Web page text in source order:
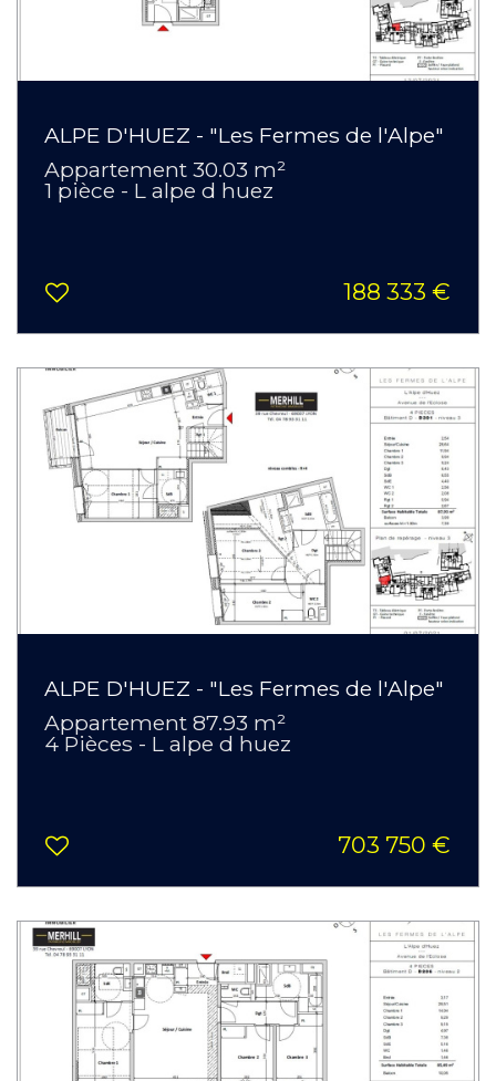
ALPE D'HUEZ - "Les Fermes de l'Alpe"
Appartement 30.03 m²
1 pièce - L alpe d huez
188 333 €
ALPE D'HUEZ - "Les Fermes de l'Alpe"
Appartement 87.93 m²
4 Pièces - L alpe d huez
703 750 €